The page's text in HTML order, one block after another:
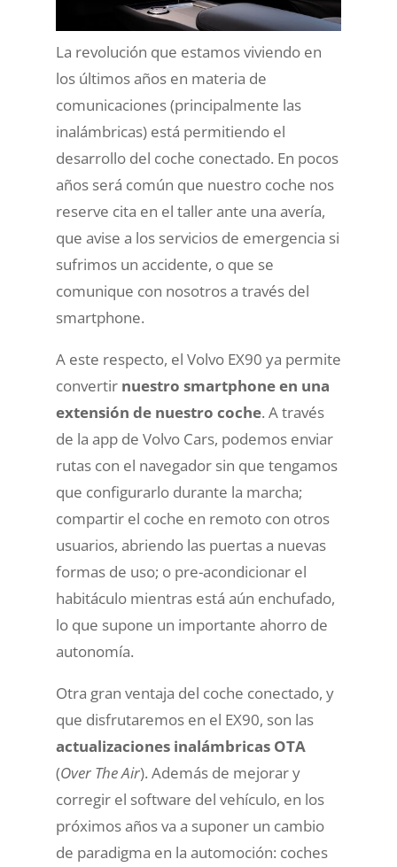
La revolución que estamos viviendo en
los últimos años en materia de
comunicaciones (principalmente las
inalámbricas) está permitiendo el
desarrollo del coche conectado. En pocos
años será común que nuestro coche nos
reserve cita en el taller ante una avería,
que avise a los servicios de emergencia si
sufrimos un accidente, o que se
comunique con nosotros a través del
smartphone.
A este respecto, el Volvo EX90 ya permite
convertir nuestro smartphone en una
extensión de nuestro coche. A través
de la app de Volvo Cars, podemos enviar
rutas con el navegador sin que tengamos
que configurarlo durante la marcha;
compartir el coche en remoto con otros
usuarios, abriendo las puertas a nuevas
formas de uso; o pre-acondicionar el
habitáculo mientras está aún enchufado,
lo que supone un importante ahorro de
autonomía.
Otra gran ventaja del coche conectado, y
que disfrutaremos en el EX90, son las
actualizaciones inalámbricas OTA
(Over The Air). Además de mejorar y
corregir el software del vehículo, en los
próximos años va a suponer un cambio
de paradigma en la automoción: coches